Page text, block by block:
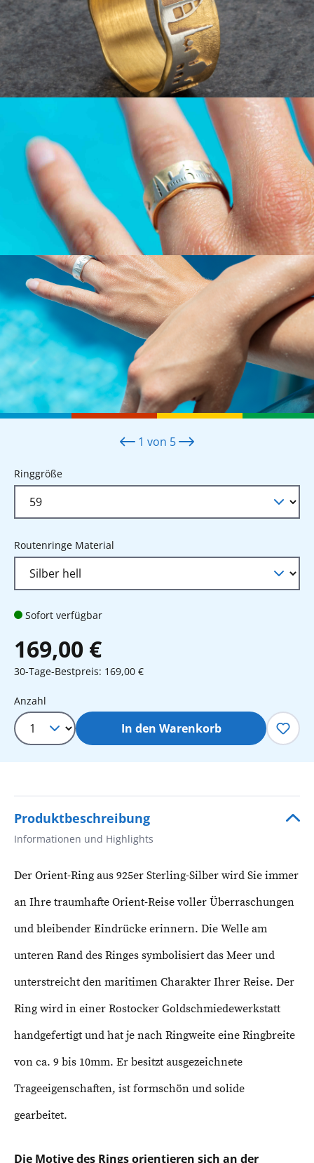
1 von 5
Ringgrößeauswählen
Routenringe Material
Sofort verfügbar
169,00 €
30-Tage-Bestpreis: 169,00 €
Produkt Anzahl: Gib den
Anzahl
In den Warenkorb
Produktbeschreibung
Informationen und Highlights
Der Orient-Ring aus 925er Sterling-Silber wird Sie immer
an Ihre traumhafte Orient-Reise voller Überraschungen
und bleibender Eindrücke erinnern. Die Welle am
unteren Rand des Ringes symbolisiert das Meer und
unterstreicht den maritimen Charakter Ihrer Reise. Der
Ring wird in einer Rostocker Goldschmiedewerkstatt
handgefertigt und hat je nach Ringweite eine Ringbreite
von ca. 9 bis 10mm. Er besitzt ausgezeichnete
Trageeigenschaften, ist formschön und solide
gearbeitet.
Die Motive des Rings orientieren sich an der